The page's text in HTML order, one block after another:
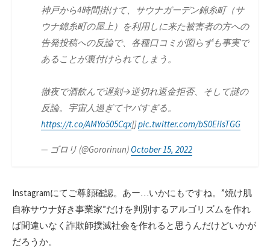
神戸から4時間掛けて、サウナガーデン錦糸町（サ
ウナ錦糸町の屋上）を利用しに来た被害者の方への
告発投稿への反論で、各種口コミが図らずも事実で
あることが裏付けられてしまう。
徹夜で酒飲んで遅刻→逆切れ返金拒否、そして謎の
反論。宇宙人過ぎてヤバすぎる。
https://t.co/AMYo505Cqx]]pic.twitter.com/bS0EilsTGG
— ゴロリ (@Gororinun) October 15, 2022
Instagramにてご尊顔確認。あー…いかにもですね。”焼け肌
自称サウナ好き事業家”だけを判別するアルゴリズムを作れ
ば間違いなく詐欺師撲滅社会を作れると思うんだけどいかが
だろうか。